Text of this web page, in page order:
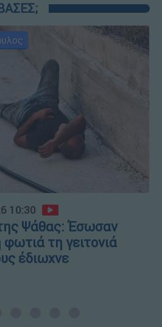
10:30
Ψάθας: Έσωσαν
τη γειτονιά
έδιωχνε